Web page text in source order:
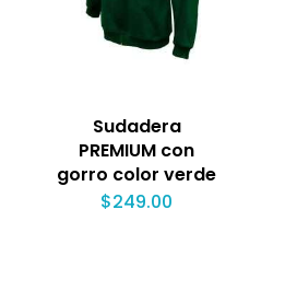
Sudadera
PREMIUM con
gorro color verde
$249.00